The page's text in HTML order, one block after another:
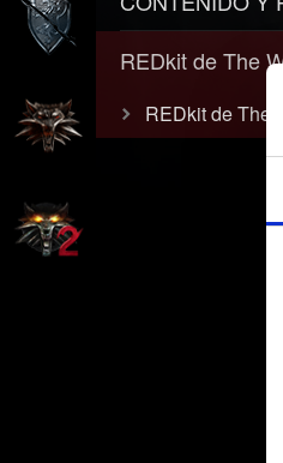
REDkit de The
REDkit de The